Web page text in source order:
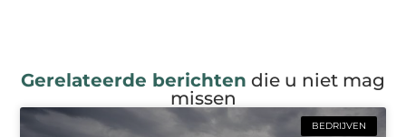
Gerelateerde berichten die u niet mag
missen
BEDRIJVEN